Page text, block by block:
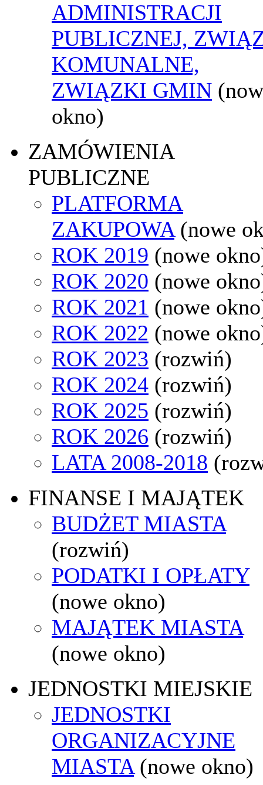
ADMINISTRACJI
PUBLICZNEJ,
KOMUNALNE,
ZWIĄZKI GMIN
okno)
ZAMÓWIENIA
PUBLICZNE
PLATFORMA
ZAKUPOWA (nowe
ROK 2019 (nowe
ROK 2020 (nowe
ROK 2021 (nowe
ROK 2022 (nowe
ROK 2023 (rozwiń)
ROK 2024 (rozwiń)
ROK 2025 (rozwiń)
ROK 2026 (rozwiń)
LATA 2008-2018
FINANSE I MAJĄTEK
BUDŻET MIASTA
(rozwiń)
PODATKI I OPŁATY
(nowe okno)
MAJĄTEK MIASTA
(nowe okno)
JEDNOSTKI MIEJSKIE
JEDNOSTKI
ORGANIZACYJNE
MIASTA (nowe okno)